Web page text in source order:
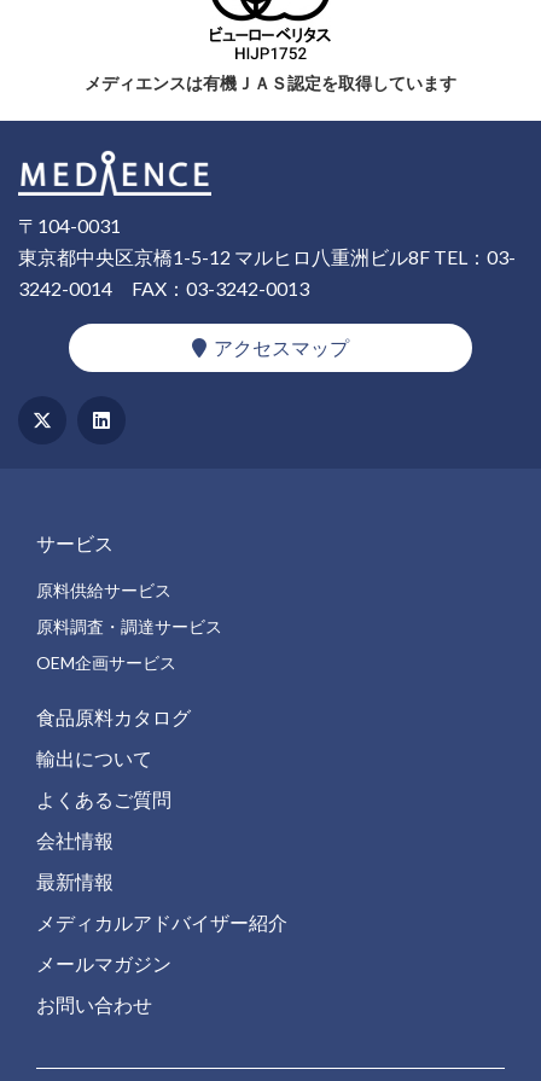
メディエンスは有機ＪＡＳ認定を取得しています
〒104-0031
東京都中央区京橋1-5-12 マルヒロ八重洲ビル8F TEL：03-
3242-0014 FAX：03-3242-0013
アクセスマップ
サービス
原料供給サービス
原料調査・調達サービス
OEM企画サービス
食品原料カタログ
輸出について
よくあるご質問
会社情報
最新情報
メディカルアドバイザー紹介
メールマガジン
お問い合わせ